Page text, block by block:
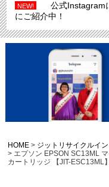
NEW!
公式Instagram
にご紹介中！
HOME
ジットリサイクルイン
エプソン EPSON SC13ML
カートリッジ 【JIT-ESC13ML】